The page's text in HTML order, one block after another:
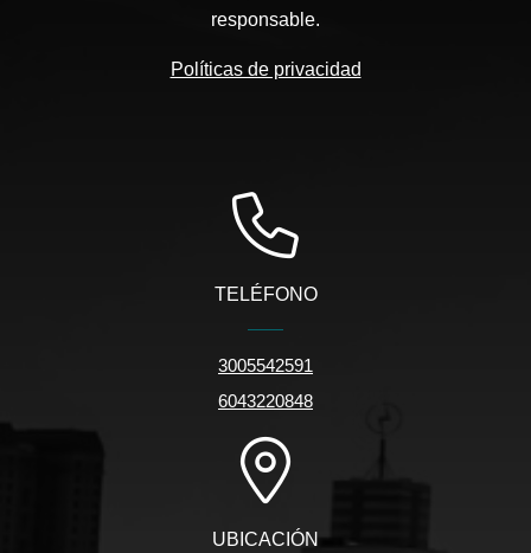
responsable.
Políticas de privacidad
TELÉFONO
3005542591
6043220848
UBICACIÓN